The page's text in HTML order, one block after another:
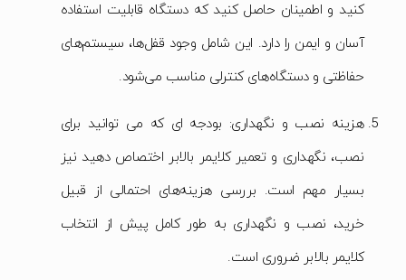
کنید و اطمینان حاصل کنید که دستگاه قابلیت استفاده
آسان و ایمن را دارد. این شامل وجود قفل‌ها، سیستم‌های
حفاظتی و دستگاه‌های کنترلی مناسب می‌شود.
هزینه نصب و نگهداری: بودجه ای که می توانید برای
نصب، نگهداری و تعمیر کلایمر بالابر اختصاص دهید نیز
بسیار مهم است. بررسی هزینه‌های احتمالی از قبیل
خرید، نصب و نگهداری به طور کامل پیش از انتخاب
کلایمر بالابر ضروری است.